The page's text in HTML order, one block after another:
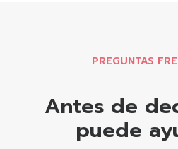
PREGUNTAS
Antes de
puede